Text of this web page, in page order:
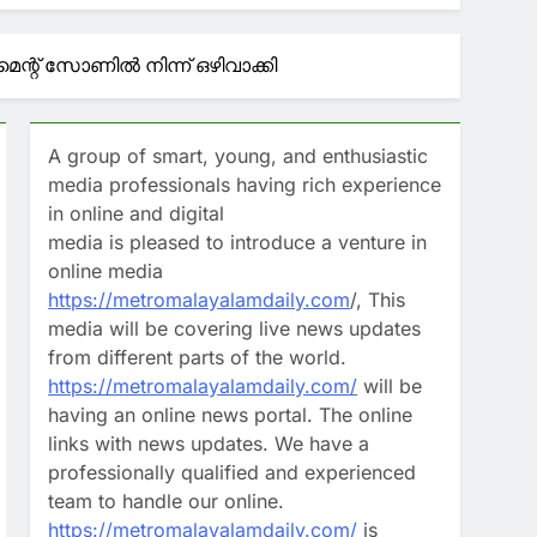
എനിക്ക് ഭ്രാന്ത് പിടിക്കുന്നത്
എത്തിയപ്പോൾ ആക്രമണം
വ്യാഖ്യാനിക്കുന്നതിൽ
സോണിൽ നിന്ന് ഒഴിവാക്കി
A group of smart, young, and enthusiastic
media professionals having rich experience
in online and digital
media is pleased to introduce a venture in
online media
https://metromalayalamdaily.com/, This
media will be covering live news updates
from different parts of the world.
https://metromalayalamdaily.com/ will be
having an online news portal. The online
links with news updates. We have a
professionally qualified and experienced
team to handle our online.
https://metromalayalamdaily.com/ is